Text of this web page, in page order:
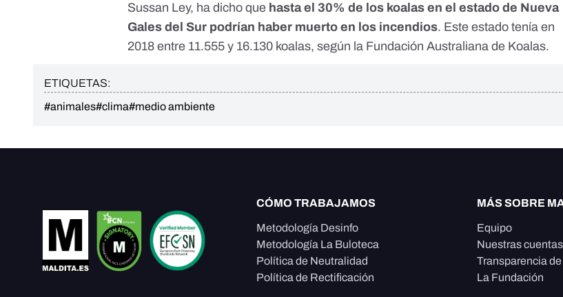
Sussan Ley, ha dicho que hasta el 30% de los koalas en el estado de Nueva
Gales del Sur podrían haber muerto en los incendios. Este estado tenía en
2018 entre 11.555 y 16.130 koalas, según la Fundación Australiana de Koalas.
ETIQUETAS:
#animales#clima#medio ambiente
CÓMO TRABAJAMOS
Metodología Desinfo
Metodología La Buloteca
Política de Neutralidad
Política de Rectificación
MÁS SOBRE
Equipo
Nuestras cuentas
Transparencia
La Fundación